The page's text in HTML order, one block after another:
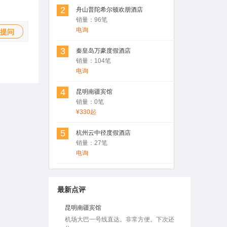
问
2
舟山普陀希尔顿欢朋酒店
销量：96笔
电询
3
秦皇岛万豪度假酒店
销量：104笔
电询
4
昆明南疆宾馆
销量：0笔
¥330起
5
杭州云中径度假酒店
销量：27笔
电询
最新点评
姚安莲藕非常不错，值得拥有
香格里拉松茸
品质非常不错，都是从大山里出来的没有
经过市场，直接发餐桌
用户Rosen(罗) 发表了点评
昆明南疆宾馆
业
机场大巴一号线直达。非常方便。下次还
住
用户Rosen 发表了点评